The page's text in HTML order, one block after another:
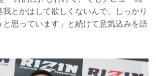
とかはして欲しくないんで、しっかり
と思っています」と続けて意気込みを語